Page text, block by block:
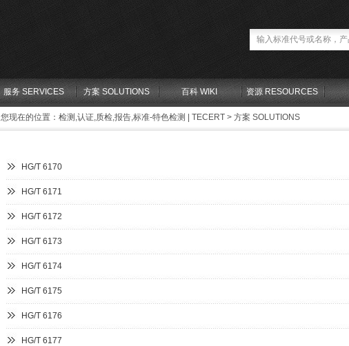
服务 SERVICES 方案 SOLUTIONS 百科 WIKI 资源 RESOURCES
您现在的位置： 检测,认证,质检,报告,标准-特色检测 | TECERT > 方案 SOLUTIONS
HG/T 6170
HG/T 6171
HG/T 6172
HG/T 6173
HG/T 6174
HG/T 6175
HG/T 6176
HG/T 6177